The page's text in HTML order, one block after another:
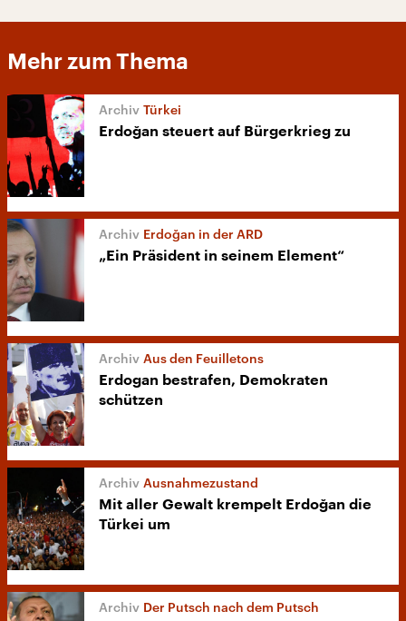
Mehr zum Thema
Türkei
Erdoğan steuert auf Bürgerkrieg zu
Erdoğan in der ARD
„Ein Präsident in seinem Element“
Aus den Feuilletons
Erdogan bestrafen, Demokraten
schützen
Ausnahmezustand
Mit aller Gewalt krempelt Erdoğan die
Türkei um
Der Putsch nach dem Putsch